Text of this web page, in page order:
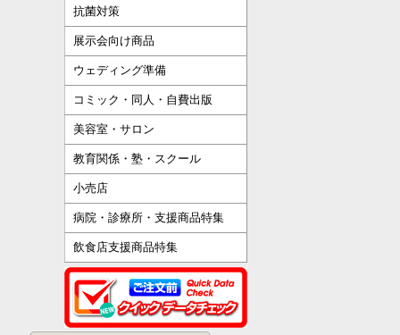
抗菌対策
展示会向け商品
ウェディング準備
コミック・同人・自費出版
美容室・サロン
教育関係・塾・スクール
小売店
病院・診療所・支援商品特集
飲食店支援商品特集